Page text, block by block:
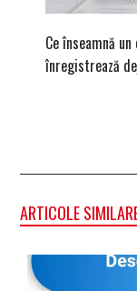
Ce înseamnă
înregistrează
ARTICOLE